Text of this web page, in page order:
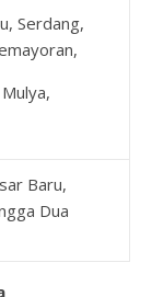
Serdang,
Baru,
Dua